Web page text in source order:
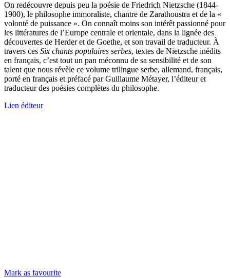
On redécouvre depuis peu la poésie de Friedrich Nietzsche (1844-
1900), le philosophe immoraliste, chantre de Zarathoustra et de la «
volonté de puissance ». On connaît moins son intérêt passionné pour
les littératures de l’Europe centrale et orientale, dans la lignée des
découvertes de Herder et de Goethe, et son travail de traducteur. À
travers ces Six chants populaires serbes, textes de Nietzsche inédits
en français, c’est tout un pan méconnu de sa sensibilité et de son
talent que nous révèle ce volume trilingue serbe, allemand, français,
porté en français et préfacé par Guillaume Métayer, l’éditeur et
traducteur des poésies complètes du philosophe.
Lien éditeur
Mark as favourite